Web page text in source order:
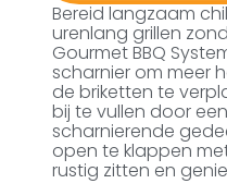
Bereid langzaam
urenlang grillen
Gourmet BBQ
scharnier om meer
de briketten te
bij te vullen door
scharnierende
open te klappen
rustig zitten en